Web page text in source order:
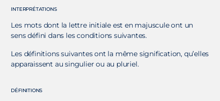
INTERPRÉTATIONS
Les mots dont la lettre initiale est en majuscule ont un
sens défini dans les conditions suivantes.
Les définitions suivantes ont la même signification, qu’elles
apparaissent au singulier ou au pluriel.
DÉFINITIONS